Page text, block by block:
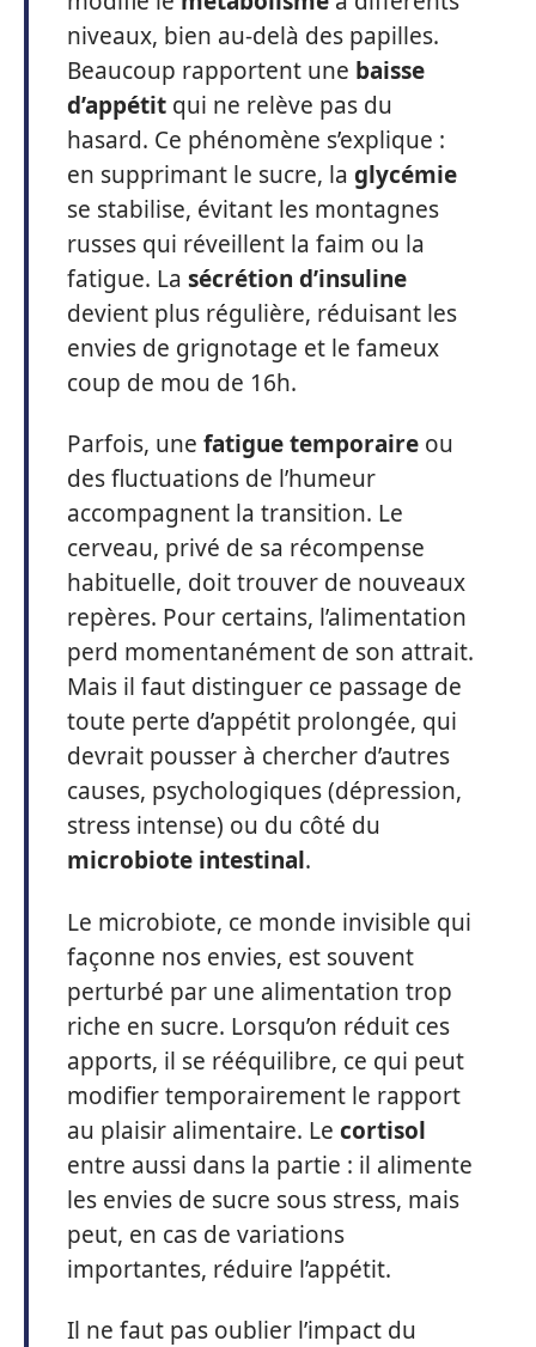
niveaux, bien au-delà des papilles.
Beaucoup rapportent une baisse
d’appétit qui ne relève pas du
hasard. Ce phénomène s’explique :
en supprimant le sucre, la glycémie
se stabilise, évitant les montagnes
russes qui réveillent la faim ou la
fatigue. La sécrétion d’insuline
devient plus régulière, réduisant les
envies de grignotage et le fameux
coup de mou de 16h.
Parfois, une fatigue temporaire ou
des fluctuations de l’humeur
accompagnent la transition. Le
cerveau, privé de sa récompense
habituelle, doit trouver de nouveaux
repères. Pour certains, l’alimentation
perd momentanément de son attrait.
Mais il faut distinguer ce passage de
toute perte d’appétit prolongée, qui
devrait pousser à chercher d’autres
causes, psychologiques (dépression,
stress intense) ou du côté du
microbiote intestinal.
Le microbiote, ce monde invisible qui
façonne nos envies, est souvent
perturbé par une alimentation trop
riche en sucre. Lorsqu’on réduit ces
apports, il se rééquilibre, ce qui peut
modifier temporairement le rapport
au plaisir alimentaire. Le cortisol
entre aussi dans la partie : il alimente
les envies de sucre sous stress, mais
peut, en cas de variations
importantes, réduire l’appétit.
Il ne faut pas oublier l’impact du